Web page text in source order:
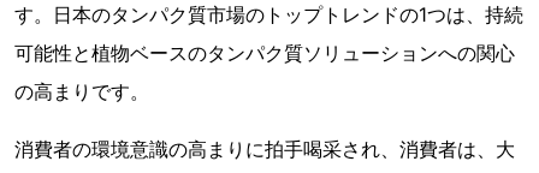
す。日本のタンパク質市場のトップトレンドの1つは、持続
可能性と植物ベースのタンパク質ソリューションへの関心
の高まりです。
消費者の環境意識の高まりに拍手喝采され、消費者は、大